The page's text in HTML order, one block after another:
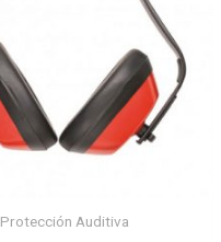
Protección Auditiva